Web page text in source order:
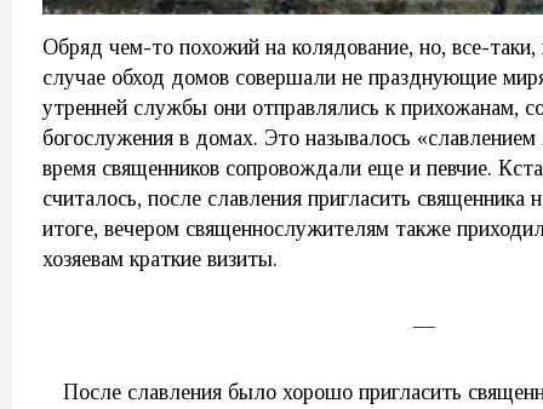
Обряд чем-то похожий на колядование, но, все-
случае обход домов совершали не празднующие
утренней службы они отправлялись к прихожанам,
богослужения в домах. Это называлось
время священников сопровождали еще и певчие.
считалось, после славления пригласить
итоге, вечером священнослужителям также
хозяевам краткие визиты.
—
После славления было хорошо пригласить